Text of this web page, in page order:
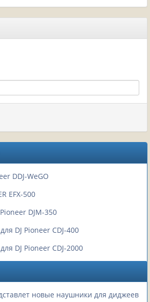
DDJ-WeGO
EFX-500
DJM-350
DJ Pioneer CDJ-400
DJ Pioneer CDJ-2000
новые наушники для диджеев